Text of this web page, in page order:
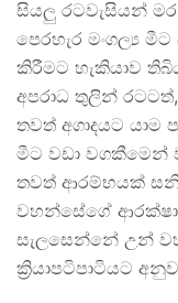
සියලු රටවැසියන්
පෙරහැර මංගල්‍ය
කිරීමට හැකියාව
අපරාධ තුලින්
තවත් අගාදයට
මීට වඩා වගකීමෙන්
තවත් ආරම්භයක්
වහන්සේගේ
සැලසෙන්නේ උන්
ක්‍රියාපටිපාටියට